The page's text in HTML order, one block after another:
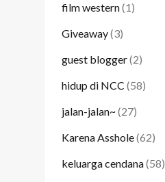
film western(1)
Giveaway(3)
guest blogger(2)
hidup di NCC (58)
jalan-jalan~(27)
Karena Asshole(62)
keluarga cendana(58)